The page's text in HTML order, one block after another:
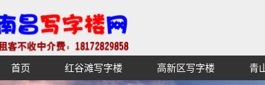
【不收中介费】南昌写字楼出租租赁招租出售,找
首页 红谷滩写字楼 高新区写字楼 青